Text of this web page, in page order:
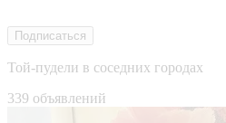
Подписаться
Той-пудели в соседних городах
339 объявлений